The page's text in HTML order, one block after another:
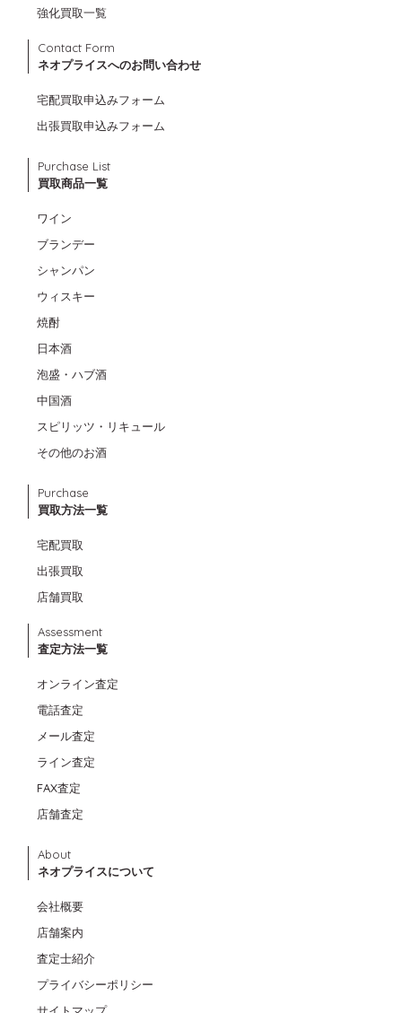
強化買取一覧
Contact Form
ネオプライスへのお問い合わせ
宅配買取申込みフォーム
出張買取申込みフォーム
Purchase List
買取商品一覧
ワイン
ブランデー
シャンパン
ウィスキー
焼酎
日本酒
泡盛・ハブ酒
中国酒
スピリッツ・リキュール
その他のお酒
Purchase
買取方法一覧
宅配買取
出張買取
店舗買取
Assessment
査定方法一覧
オンライン査定
電話査定
メール査定
ライン査定
FAX査定
店舗査定
About
ネオプライスについて
会社概要
店舗案内
査定士紹介
プライバシーポリシー